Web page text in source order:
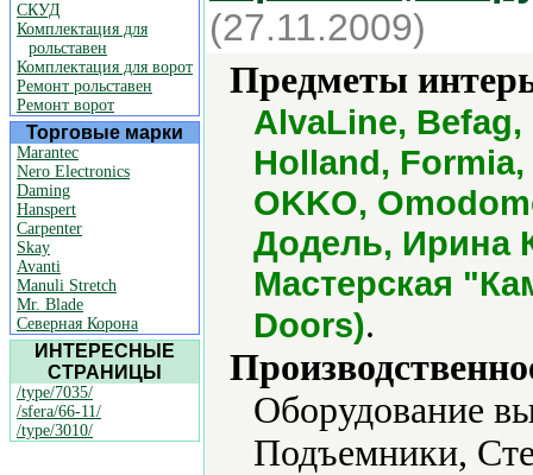
СКУД
Комплектация для
рольставен
Комплектация для ворот
Ремонт рольставен
Ремонт ворот
Торговые марки
Marantec
Nero Electronics
Daming
Hanspert
Carpenter
Skay
Avanti
Manuli Stretch
Mr. Blade
Северная Корона
ИНТЕРЕСНЫЕ
СТРАНИЦЫ
/type/7035/
/sfera/66-11/
/type/3010/
(27.11.2009)
Предметы
AlvaLine,
Holland, Formia,
OKKO,
Додель, Ирина
Мастерская
Doors).
Оборудование
Подъемники,